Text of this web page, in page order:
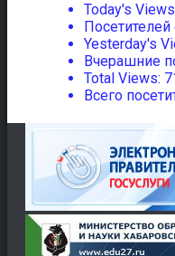
Today's
Посетителей
Yesterday's
Вчерашние
Total Views:
Всего